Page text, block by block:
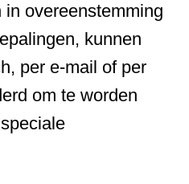
overeenstemming
kunnen
per e-mail of per
om te worden